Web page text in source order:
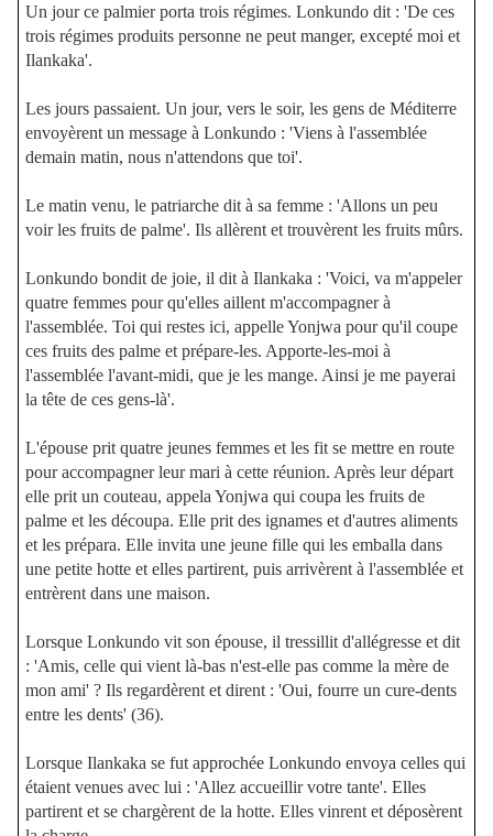
Un jour ce palmier porta trois régimes. Lonkundo dit : 'De ces
trois régimes produits personne ne peut manger, excepté moi et
Ilankaka'.
Les jours passaient. Un jour, vers le soir, les gens de Méditerre
envoyèrent un message à Lonkundo : 'Viens à l'assemblée
demain matin, nous n'attendons que toi'.
Le matin venu, le patriarche dit à sa femme : 'Allons un peu
voir les fruits de palme'. Ils allèrent et trouvèrent les fruits mûrs.
Lonkundo bondit de joie, il dit à Ilankaka : 'Voici, va m'appeler
quatre femmes pour qu'elles aillent m'accompagner à
l'assemblée. Toi qui restes ici, appelle Yonjwa pour qu'il coupe
ces fruits des palme et prépare-les. Apporte-les-moi à
l'assemblée l'avant-midi, que je les mange. Ainsi je me payerai
la tête de ces gens-là'.
L'épouse prit quatre jeunes femmes et les fit se mettre en route
pour accompagner leur mari à cette réunion. Après leur départ
elle prit un couteau, appela Yonjwa qui coupa les fruits de
palme et les découpa. Elle prit des ignames et d'autres aliments
et les prépara. Elle invita une jeune fille qui les emballa dans
une petite hotte et elles partirent, puis arrivèrent à l'assemblée et
entrèrent dans une maison.
Lorsque Lonkundo vit son épouse, il tressillit d'allégresse et dit
: 'Amis, celle qui vient là-bas n'est-elle pas comme la mère de
mon ami' ? Ils regardèrent et dirent : 'Oui, fourre un cure-dents
entre les dents' (36).
Lorsque Ilankaka se fut approchée Lonkundo envoya celles qui
étaient venues avec lui : 'Allez accueillir votre tante'. Elles
partirent et se chargèrent de la hotte. Elles vinrent et déposèrent